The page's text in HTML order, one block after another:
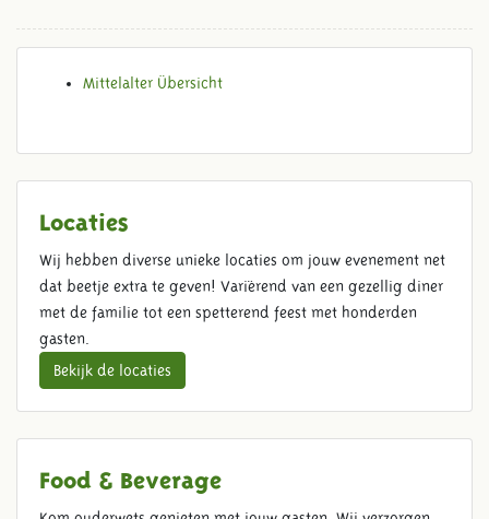
Mittelalter Übersicht
Locaties
Wij hebben diverse unieke locaties om jouw evenement net
dat beetje extra te geven! Variërend van een gezellig diner
met de familie tot een spetterend feest met honderden
gasten.
Bekijk de locaties
Food & Beverage